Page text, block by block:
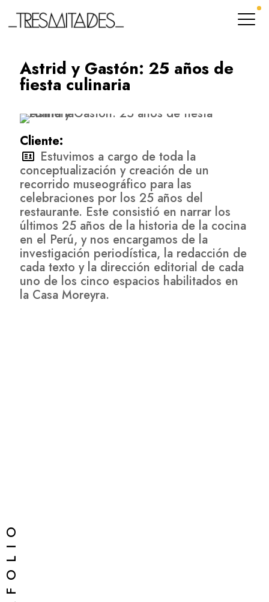
Astrid y Gastón: 25 años de
fiesta culinaria
Cliente:
Estuvimos a cargo de toda la
conceptualización y creación de un
recorrido museográfico para las
celebraciones por los 25 años del
restaurante. Este consistió en narrar los
últimos 25 años de la historia de la cocina
en el Perú, y nos encargamos de la
investigación periodística, la redacción de
cada texto y la dirección editorial de cada
uno de los cinco espacios habilitados en
la Casa Moreyra.